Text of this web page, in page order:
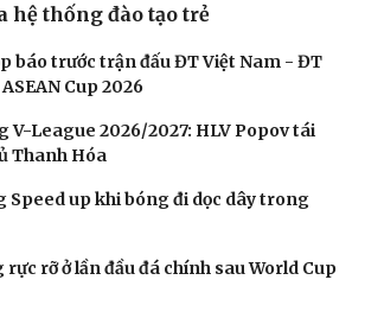
hệ thống đào tạo trẻ
báo trước trận đấu ĐT Việt Nam - ĐT
Cup 2026
V-League 2026/2027: HLV Popov tái
Thanh Hóa
Speed up khi bóng đi dọc dây trong
rỡ ở lần đầu đá chính sau World Cup